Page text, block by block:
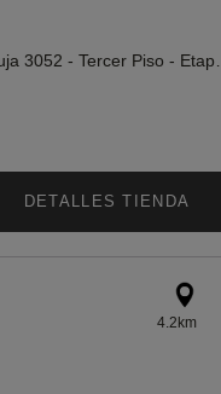
DETALLES TIENDA
4.2km